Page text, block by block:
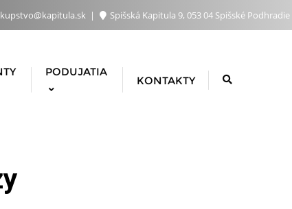
Spišská Kapitula 9, 053 04 Spišské Podhradie
PODUJATIA
KONTAKTY